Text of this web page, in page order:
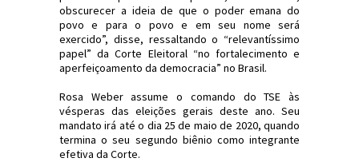
obscurecer a ideia de que o poder emana do
povo e para o povo e em seu nome será
exercido”, disse, ressaltando o “relevantíssimo
papel” da Corte Eleitoral “no fortalecimento e
aperfeiçoamento da democracia” no Brasil.
Rosa Weber assume o comando do TSE às
vésperas das eleições gerais deste ano. Seu
mandato irá até o dia 25 de maio de 2020, quando
termina o seu segundo biênio como integrante
efetiva da Corte.